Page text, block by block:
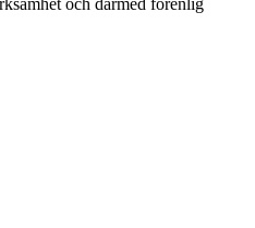
och därmed förenlig